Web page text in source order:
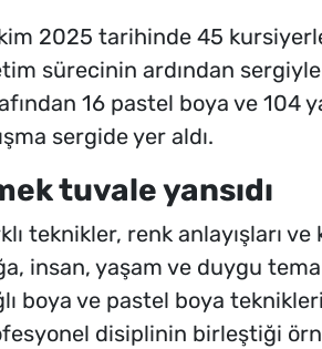
2025 tarihinde 45
sürecinin ardından
16 pastel boya ve 104
sergide yer aldı.
tuvale yansıdı
teknikler, renk anlayışları
insan, yaşam ve duygu
boya ve pastel boya
disiplinin birleştiği